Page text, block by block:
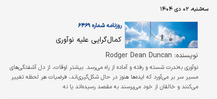
کرده است. کار این شرکت، تولید لباس‌های ساحلی و مخصوص شنا از پلاستیک‌های
بازیافتی است؛ زباله‌هایی که در غیر این صورت، راهی اقیانوس‌ها می‌شدند.
سه‌شنبه، ۰۲ دی ۱۴۰۴
روزنامه شماره ۶۴۶۹
کمال‌گرایی علیه نوآوری
نویسنده: Rodger Dean Duncan
نوآوری به‌ندرت شسته و رفته و آماده از راه می‌رسد. بیشتر اوقات، از دل آشفتگی‌های
مسیر سر بر می‌آورد که ایده‌ها هنوز در حال شکل‌گیری‌اند، فرضیات هر لحظه تغییر
می‌کنند و خالقان از خود می‌پرسند به مقصد رسیده‌اند یا نه.